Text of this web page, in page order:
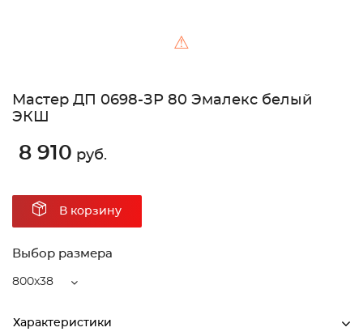
⚠
Мастер ДП 0698-ЗР 80 Эмалекс белый
ЭКШ
8 910 руб.
В корзину
Выбор размера
800x38
Характеристики